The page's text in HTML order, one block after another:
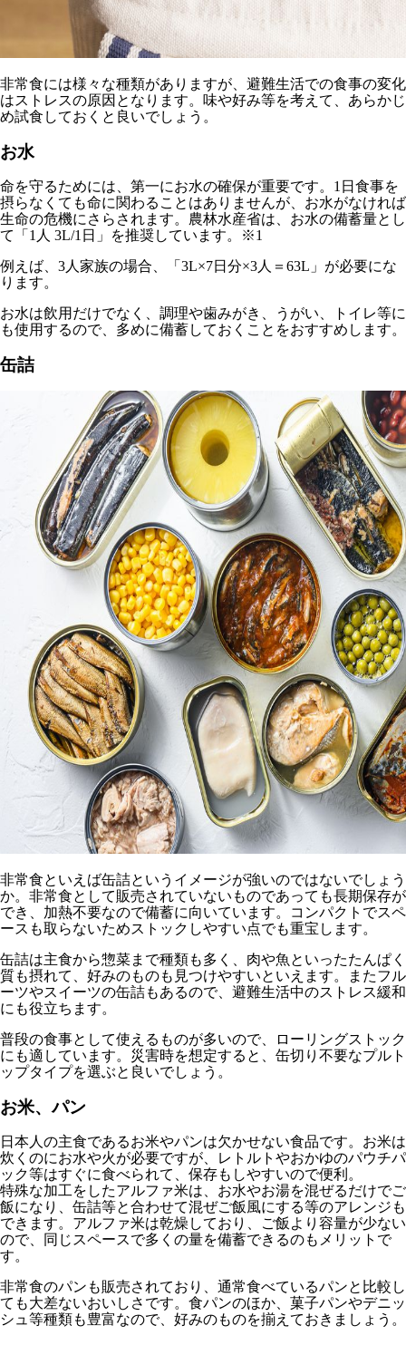
非常食には様々な種類がありますが、避難生活での食事の変化
はストレスの原因となります。味や好み等を考えて、あらかじ
め試食しておくと良いでしょう。
お水
命を守るためには、第一にお水の確保が重要です。1日食事を
摂らなくても命に関わることはありませんが、お水がなければ
生命の危機にさらされます。農林水産省は、 お水の備蓄量とし
て「1人 3L/1日」を推奨しています。※1
例えば、3人家族の場合、「3L×7日分×3人＝63L」が必要にな
ります。
お水は飲用だけでなく、調理や歯みがき、うがい、トイレ等に
も使用するので、多めに備蓄しておくことをおすすめします。
缶詰
非常食といえば缶詰というイメージが強いのではないでしょう
か。非常食として販売されていないものであっても長期保存が
でき、加熱不要なので備蓄に向いています。コンパクトでスペ
ースも取らないためストックしやすい点でも重宝します。
缶詰は主食から惣菜まで種類も多く、肉や魚といったたんぱく
質も摂れて、好みのものも見つけやすいといえます。またフル
ーツやスイーツの缶詰もあるので、避難生活中のストレス緩和
にも役立ちます。
普段の食事として使えるものが多いので、ローリングストック
にも適しています。災害時を想定すると、缶切り不要なプルト
ップタイプを選ぶと良いでしょう。
お米、パン
日本人の主食であるお米やパンは欠かせない食品です。お米は
炊くのにお水や火が必要ですが、レトルトやおかゆのパウチパ
ック等はすぐに食べられて、保存もしやすいので便利。
特殊な加工をしたアルファ米は、お水やお湯を混ぜるだけでご
飯になり、缶詰等と合わせて混ぜご飯風にする等のアレンジも
できます。アルファ米は乾燥しており、ご飯より容量が少ない
ので、同じスペースで多くの量を備蓄できるのもメリットで
す。
非常食のパンも販売されており、通常食べているパンと比較し
ても大差ないおいしさです。食パンのほか、菓子パンやデニッ
シュ等種類も豊富なので、好みのものを揃えておきましょう。